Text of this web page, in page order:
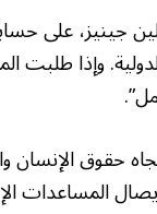
جينيز، على
وإذا طلبت
حقوق الإنسان
المساعدات